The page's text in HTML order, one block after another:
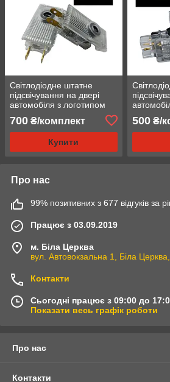
Світлодіодне штатне
підсвічування на двері
автомобіля з логотипом
Sprinet, Vito, Viano
700 ₴/комплект
Купити
CLK,
500₴/
Про нас
99% позитивних з 677 відгуків за
Працює з 03.09.2019
м. Біла Церква
вул. Автовокзальна 1, Біла
Контакти
Сьогодні працює з 09:00 до
Показати весь графік роботи
Про нас
Контакти